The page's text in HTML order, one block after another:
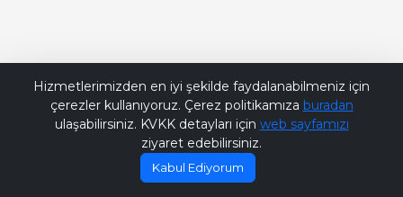
Hizmetlerimizden en iyi şekilde faydalanabilmeniz için
çerezler kullanıyoruz. Çerez politikamıza buradan
ulaşabilirsiniz. KVKK detayları için web sayfamızı
ziyaret edebilirsiniz.
Kabul Ediyorum
Bana Soru Sor | Ask Me